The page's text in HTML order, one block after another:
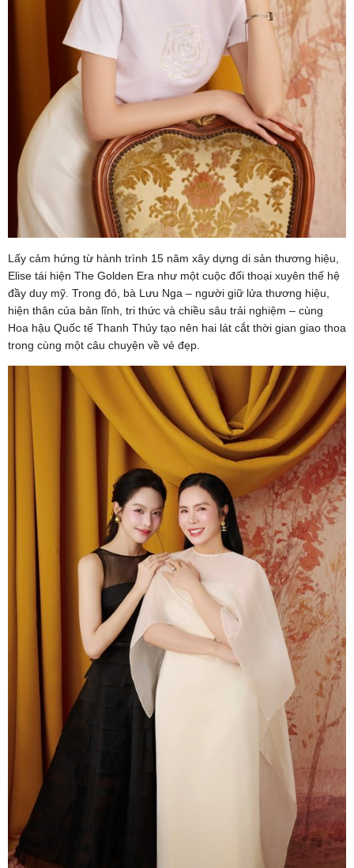
Lấy cảm hứng từ hành trình 15 năm xây dựng di sản thương hiệu,
Elise tái hiện The Golden Era như một cuộc đối thoại xuyên thế hệ
đầy duy mỹ. Trong đó, bà Lưu Nga – người giữ lửa thương hiệu,
hiện thân của bản lĩnh, tri thức và chiều sâu trải nghiệm – cùng
Hoa hậu Quốc tế Thanh Thủy tạo nên hai lát cắt thời gian giao thoa
trong cùng một câu chuyện về vẻ đẹp.